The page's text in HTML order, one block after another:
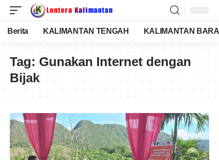
Berita KALIMANTAN TENGAH KALIMANTAN
Tag: Gunakan Internet dengan
Bijak